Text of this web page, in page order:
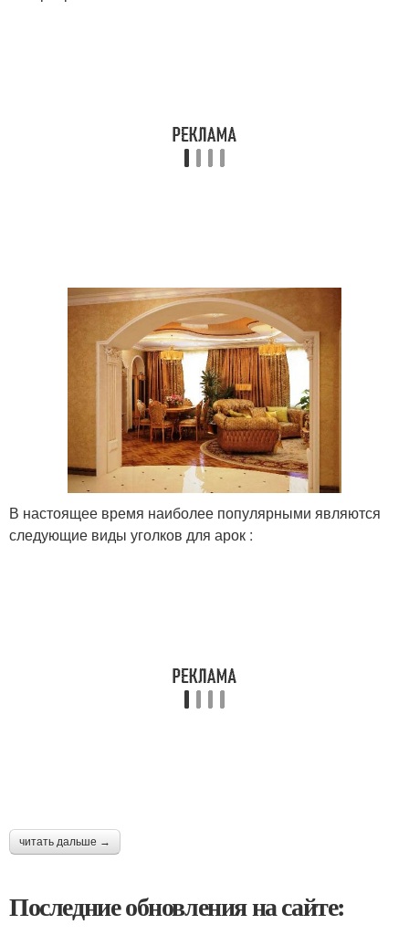
В настоящее время наиболее популярными являются
следующие виды уголков для арок :
читать дальше →
Последние обновления на сайте: